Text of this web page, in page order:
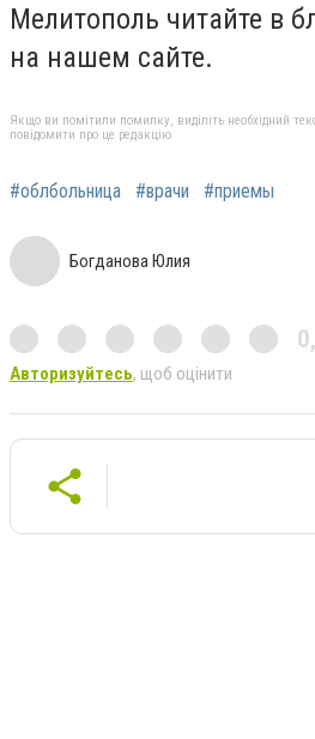
Мелитополь читайте в
на нашем сайте.
Якщо ви помітили помилку, виділіть необхідний
повідомити про це редакцію
#облбольница #врачи #приемы
Богданова Юлия
Авторизуйтесь, щоб оцінити